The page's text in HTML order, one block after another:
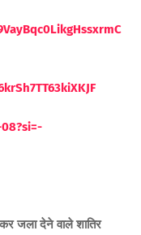
कर जला देने वाले शातिर